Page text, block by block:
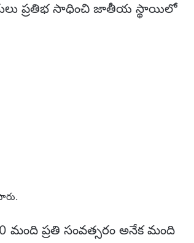
ప్రతిభ సాధించి జాతీయ స్థాయిలో
ప్రతి సంవత్సరం అనేక మంది